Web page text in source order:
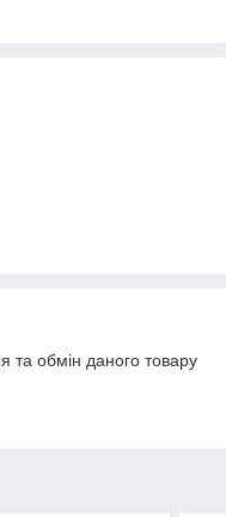
та обмін даного товару